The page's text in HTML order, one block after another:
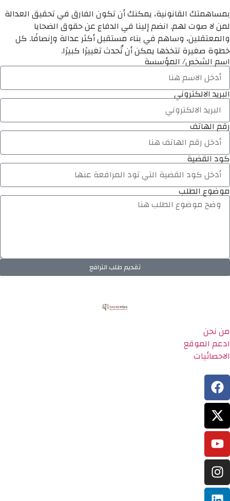
بمساهمتك القانونية، يمكنك أن تكون الفارق في تحقيق العدالة
لمن لا صوت لهم. انضم إلينا في الدفاع عن حقوق الضحايا
والمعتقلين، وساهم في بناء مستقبل أكثر عدالة وإنصافًا. كل
خطوة صغيرة تتخذها يمكن أن تُحدث تغييرًا كبيرًا.
اسم الشخص/ المؤسسة
البريد الالكتروني
رقم الهاتف
كود القضية
موضوع الطلب
تقديم طلب الترافع
من نحن
ادعم الموقع
الاحصائيات